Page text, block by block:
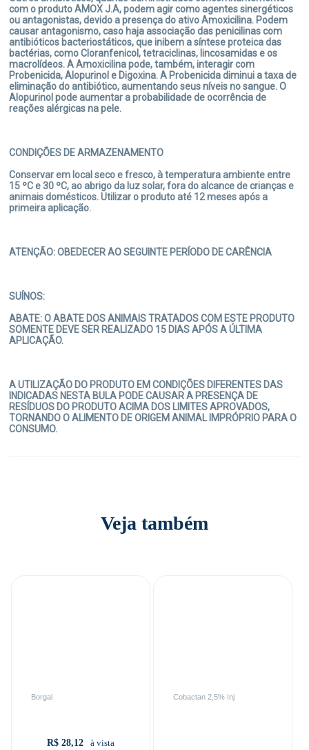
com o produto AMOX J.A, podem agir como agentes sinergéticos
ou antagonistas, devido a presença do ativo Amoxicilina. Podem
causar antagonismo, caso haja associação das penicilinas com
antibióticos bacteriostáticos, que inibem a síntese proteica das
bactérias, como Cloranfenicol, tetraciclinas, lincosamidas e os
macrolídeos. A Amoxicilina pode, também, interagir com
Probenicida, Alopurinol e Digoxina. A Probenicida diminui a taxa de
eliminação do antibiótico, aumentando seus níveis no sangue. O
Alopurinol pode aumentar a probabilidade de ocorrência de
reações alérgicas na pele.
CONDIÇÕES DE ARMAZENAMENTO
Conservar em local seco e fresco, à temperatura ambiente entre
15 ºC e 30 ºC, ao abrigo da luz solar, fora do alcance de crianças e
animais domésticos. Utilizar o produto até 12 meses após a
primeira aplicação.
ATENÇÃO: OBEDECER AO SEGUINTE PERÍODO DE CARÊNCIA
SUÍNOS:
ABATE: O ABATE DOS ANIMAIS TRATADOS COM ESTE PRODUTO
SOMENTE DEVE SER REALIZADO 15 DIAS APÓS A ÚLTIMA
APLICAÇÃO.
A UTILIZAÇÃO DO PRODUTO EM CONDIÇÕES DIFERENTES DAS
INDICADAS NESTA BULA PODE CAUSAR A PRESENÇA DE
RESÍDUOS DO PRODUTO ACIMA DOS LIMITES APROVADOS,
TORNANDO O ALIMENTO DE ORIGEM ANIMAL IMPRÓPRIO PARA O
CONSUMO.
Veja também
Borgal
R$ 28,12 à vista
Cobactan 2,5% Inj